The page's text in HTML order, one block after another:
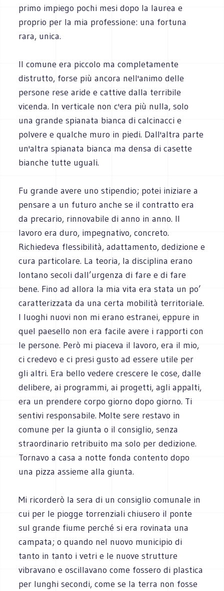
primo impiego pochi mesi dopo la laurea e
proprio per la mia professione: una fortuna
rara, unica.
Il comune era piccolo ma completamente
distrutto, forse più ancora nell'animo delle
persone rese aride e cattive dalla terribile
vicenda. In verticale non c'era più nulla, solo
una grande spianata bianca di calcinacci e
polvere e qualche muro in piedi. Dall'altra parte
un'altra spianata bianca ma densa di casette
bianche tutte uguali.
Fu grande avere uno stipendio; potei iniziare a
pensare a un futuro anche se il contratto era
da precario, rinnovabile di anno in anno. Il
lavoro era duro, impegnativo, concreto.
Richiedeva flessibilità, adattamento, dedizione e
cura particolare. La teoria, la disciplina erano
lontano secoli dall’urgenza di fare e di fare
bene. Fino ad allora la mia vita era stata un po’
caratterizzata da una certa mobilità territoriale.
I luoghi nuovi non mi erano estranei, eppure in
quel paesello non era facile avere i rapporti con
le persone. Però mi piaceva il lavoro, era il mio,
ci credevo e ci presi gusto ad essere utile per
gli altri. Era bello vedere crescere le cose, dalle
delibere, ai programmi, ai progetti, agli appalti,
era un prendere corpo giorno dopo giorno. Ti
sentivi responsabile. Molte sere restavo in
comune per la giunta o il consiglio, senza
straordinario retribuito ma solo per dedizione.
Tornavo a casa a notte fonda contento dopo
una pizza assieme alla giunta.
Mi ricorderò la sera di un consiglio comunale in
cui per le piogge torrenziali chiusero il ponte
sul grande fiume perché si era rovinata una
campata; o quando nel nuovo municipio di
tanto in tanto i vetri e le nuove strutture
vibravano e oscillavano come fossero di plastica
per lunghi secondi, come se la terra non fosse